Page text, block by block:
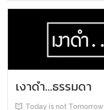
เงาดำ...ธรรมดา
Today is not Tomorrow